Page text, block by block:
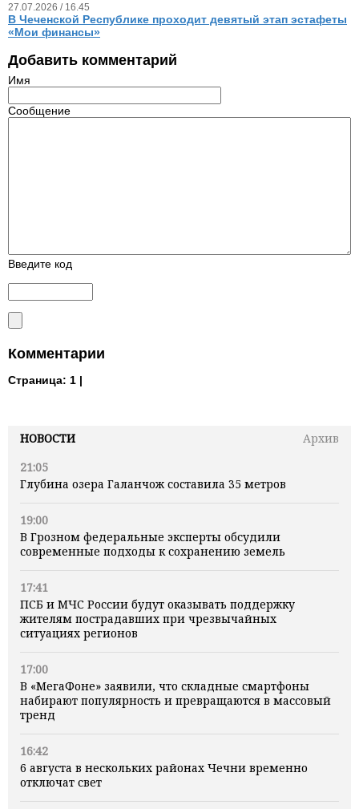
НОВОСТИ
Архив
21:05
Глубина озера Галанчож составила 35 метров
19:00
В Грозном федеральные эксперты обсудили
современные подходы к сохранению земель
17:41
ПСБ и МЧС России будут оказывать поддержку
жителям пострадавших при чрезвычайных
ситуациях регионов
17:00
В «МегаФоне» заявили, что складные смартфоны
набирают популярность и превращаются в массовый
тренд
16:42
6 августа в нескольких районах Чечни временно
отключат свет
27.07.2026 / 16.45
В Чеченской Республике проходит девятый этап эстафеты
«Мои финансы»
Добавить комментарий
Имя
Сообщение
Введите код
Комментарии
Страница: 1 |